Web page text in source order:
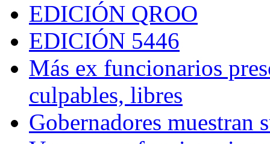
EDICIÓN QROO
EDICIÓN 5446
Más ex funcionarios
culpables, libres
Gobernadores muestran